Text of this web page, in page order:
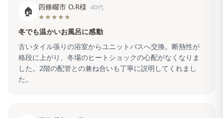
🏠 四條畷市 O.R様 40代
★★★★★
冬でも温かいお風呂に感動
古いタイル張りの浴室からユニットバスへ交換。断熱性が
格段に上がり、冬場のヒートショックの心配がなくなりま
した。2階の配管との兼ね合いも丁寧に説明してくれまし
た。